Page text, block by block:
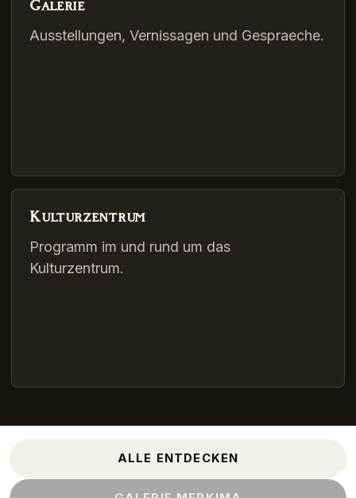
Galerie
Ausstellungen, Vernissagen und Gespraeche.
Kulturzentrum
Programm im und rund um das
Kulturzentrum.
ALLE ENTDECKEN